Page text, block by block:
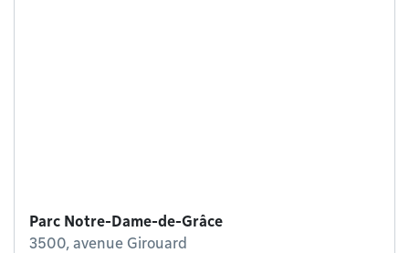
Parc Notre-Dame-de-Grâce
3500, avenue Girouard